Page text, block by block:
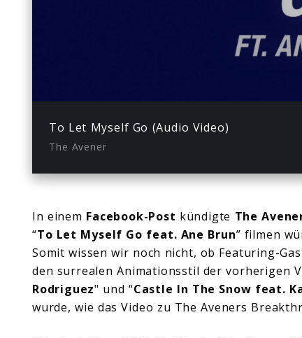
Play
To Let Myself Go (Audio Video)
The Avener
In einem Facebook-Post kündigte The
“To Let Myself Go feat. Ane Brun” filmen
Somit wissen wir noch nicht, ob Featuring-
den surrealen Animationsstil der vorherigen
Rodriguez" und “Castle In The Snow feat.
wurde, wie das Video zu The Aveners